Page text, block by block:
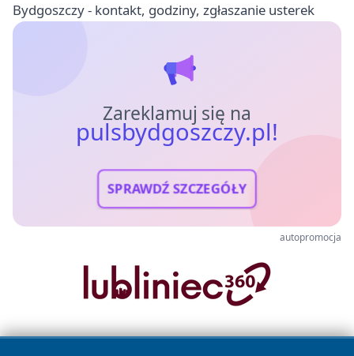
Bydgoszczy - kontakt, godziny, zgłaszanie usterek
Zareklamuj się na
pulsbydgoszczy.pl!
SPRAWDŹ SZCZEGÓŁY
autopromocja